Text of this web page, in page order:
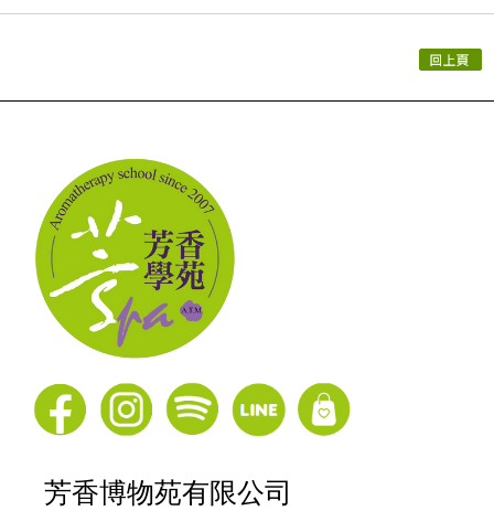
芳香博物苑有限公司